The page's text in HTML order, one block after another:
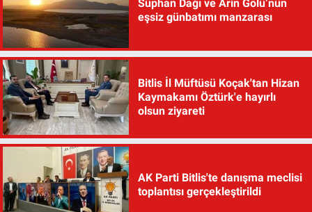
Süphan Dağı ve Arin Gölü’nün
eşsiz günbatımı manzarası
Bitlis İl Müftüsü Koçak'tan Hizan
Kaymakamı Öztürk'e hayırlı
olsun ziyareti
AK Parti Bitlis'te danışma meclisi
toplantısı gerçekleştirildi